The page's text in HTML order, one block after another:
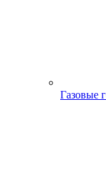
Газовые